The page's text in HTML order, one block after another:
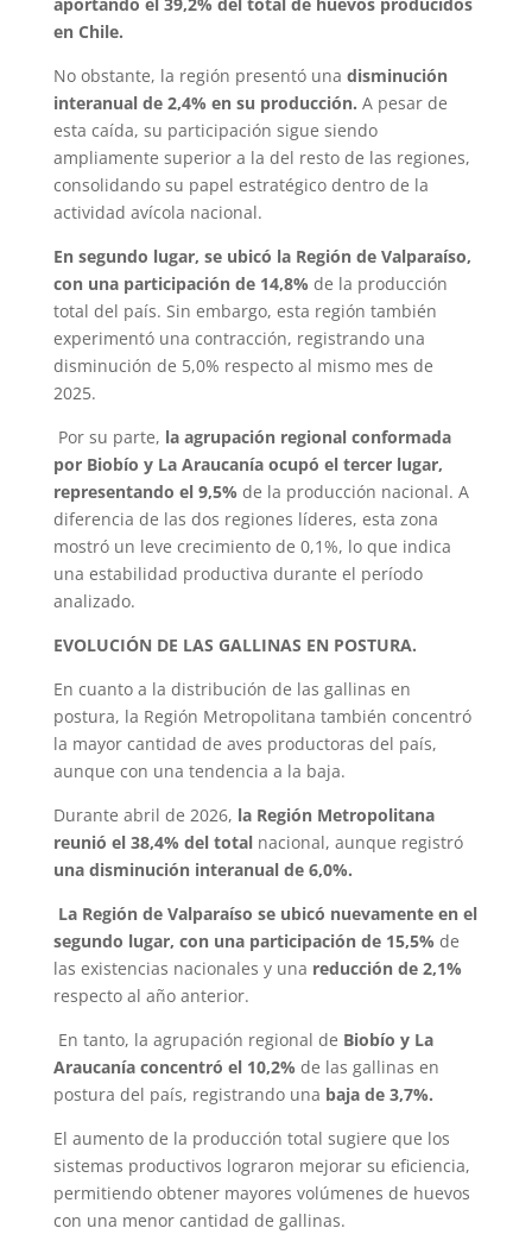
en Chile.
No obstante, la región presentó una disminución
interanual de 2,4% en su producción. A pesar de
esta caída, su participación sigue siendo
ampliamente superior a la del resto de las regiones,
consolidando su papel estratégico dentro de la
actividad avícola nacional.
En segundo lugar, se ubicó la Región de Valparaíso,
con una participación de 14,8% de la producción
total del país. Sin embargo, esta región también
experimentó una contracción, registrando una
disminución de 5,0% respecto al mismo mes de
2025.
Por su parte, la agrupación regional conformada
por Biobío y La Araucanía ocupó el tercer lugar,
representando el 9,5% de la producción nacional. A
diferencia de las dos regiones líderes, esta zona
mostró un leve crecimiento de 0,1%, lo que indica
una estabilidad productiva durante el período
analizado.
EVOLUCIÓN DE LAS GALLINAS EN POSTURA.
En cuanto a la distribución de las gallinas en
postura, la Región Metropolitana también concentró
la mayor cantidad de aves productoras del país,
aunque con una tendencia a la baja.
Durante abril de 2026, la Región Metropolitana
reunió el 38,4% del totalnacional, aunque registró
una disminución interanual de 6,0%.
La Región de Valparaíso se ubicó nuevamente en el
segundo lugar, con una participación de 15,5% de
las existencias nacionales y una reducción de 2,1%
respecto al año anterior.
En tanto, la agrupación regional de Biobío y La
Araucanía concentró el 10,2% de las gallinas en
postura del país, registrando una baja de 3,7%.
El aumento de la producción total sugiere que los
sistemas productivos lograron mejorar su eficiencia,
permitiendo obtener mayores volúmenes de huevos
con una menor cantidad de gallinas.